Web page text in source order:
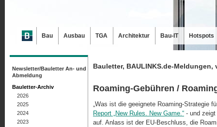
Bauletter, BAULINKS.de-Meldungen,
Roaming-Gebühren /
„Was ist die geeignete Roaming-Strategie
Report „New Rules. New Game.“ - und
auf. Anlass ist der EU-Beschluss, die
Newsletter/Bauletter An- und
Abmeldung
Bauletter-Archiv
2026
2025
2024
2023
Bau Ausbau TGA Architektur Bau-IT Hotspots